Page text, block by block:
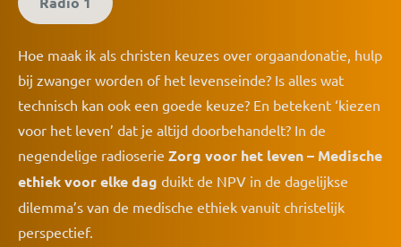
Hoe maak ik als christen keuzes over orgaandonatie, hulp
bij zwanger worden of het levenseinde? Is alles wat
technisch kan ook een goede keuze? En betekent ‘kiezen
voor het leven’ dat je altijd doorbehandelt? In de
negendelige radioserie Zorg voor het leven – Medische
ethiek voor elke dag duikt de NPV in de dagelijkse
dilemma’s van de medische ethiek vanuit christelijk
perspectief.